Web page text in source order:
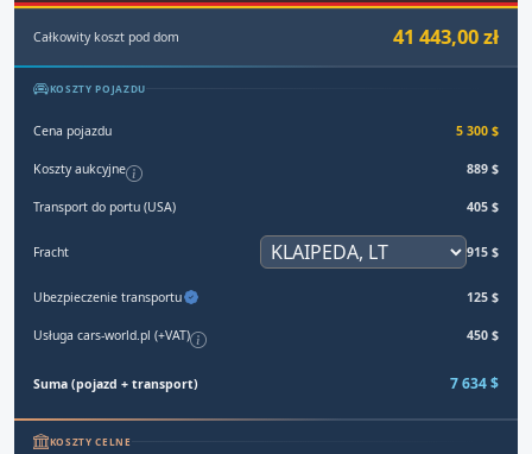
Całkowity koszt pod dom 41 443,00 zł
KOSZTY POJAZDU
Cena pojazdu 5 300 $
Koszty aukcyjne 889 $
Transport do portu (USA) 405 $
Fracht 915 $
Ubezpieczenie transportu 125 $
Usługa cars-world.pl (+VAT) 450 $
Suma (pojazd + transport) 7 634 $
KOSZTY CELNE